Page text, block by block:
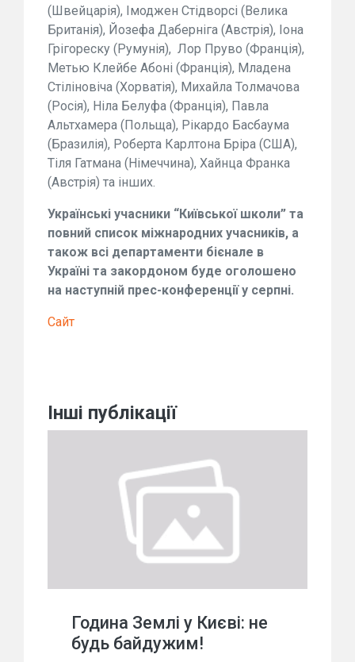
(Швейцарія), Імоджен Стідворсі (Велика
Британія), Йозефа Даберніга (Австрія), Іона
Грігореску (Румунія), Лор Пруво (Франція),
Метью Клейбе Абоні (Франція), Младена
Стіліновіча (Хорватія), Михайла Толмачова
(Росія), Ніла Белуфа (Франція), Павла
Альтхамера (Польща), Рікардо Басбаума
(Бразилія), Роберта Карлтона Бріра (США),
Тіля Гатмана (Німеччина), Хайнца Франка
(Австрія) та інших.
Українські учасники “Київської школи” та
повний список міжнародних учасників, а
також всі департаменти бієнале в
Україні та закордоном буде оголошено
на наступній прес-конференції у серпні.
Сайт
Інші публікації
Година Землі у Києві: не
будь байдужим!